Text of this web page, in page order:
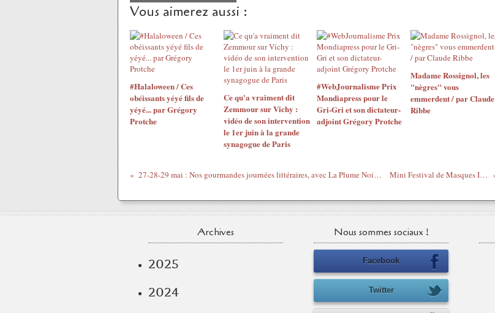
Vous aimerez aussi :
#Halaloween / Ces
obéissants yéyé fils de
yéyé... par Grégory
Protche
Ce qu'a vraiment dit
Zemmour sur Vichy :
vidéo de son intervention
le 1er juin à la grande
synagogue de Paris
#WebJournalisme Prix
Mondiapress pour le
Gri-Gri et son dictateur-
adjoint Grégory Protche
Madame Rossignol, les
"nègres" vous
emmerdent / par Claude
Ribbe
27-28-29 mai : Nos gourmandes journées littéraires, avec La Plume Noire et Artistfolio Mini Festival de Masques Ivoiriens
Archives
2025
2024
Nous sommes sociaux !
Facebook
Twitter